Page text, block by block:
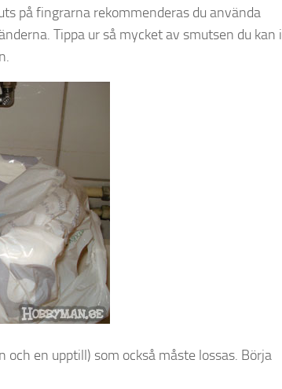
på fingrarna rekommenderas du använda
Tippa ur så mycket av smutsen du kan i
en upptill) som också måste lossas. Börja